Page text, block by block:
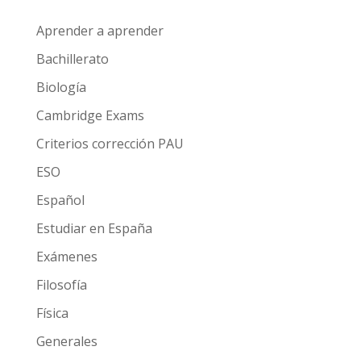
Aprender a aprender
Bachillerato
Biología
Cambridge Exams
Criterios corrección PAU
ESO
Español
Estudiar en España
Exámenes
Filosofía
Física
Generales